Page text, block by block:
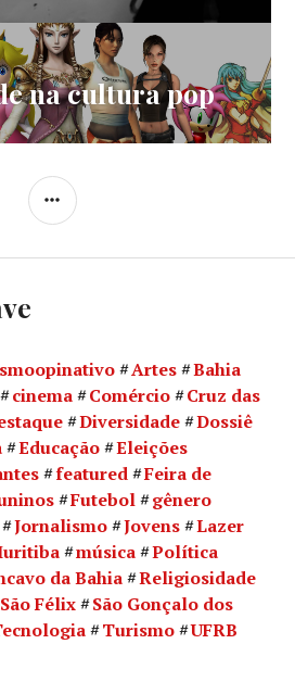
na cultura pop
LATERAL
Artes
Bahia
cinema Comércio
Cruz das
Diversidade
Dossiê
Educação
Eleições
featured
Feira de
Futebol
gênero
Jornalismo Jovens
Lazer
música
Política
da Bahia
Religiosidade
São Félix
São Gonçalo dos
Turismo
UFRB